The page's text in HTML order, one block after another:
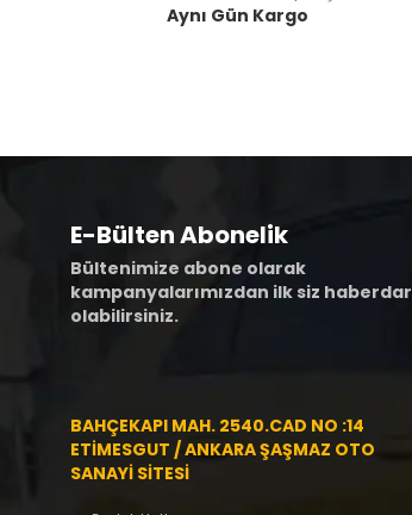
Aynı Gün Kargo
E-Bülten Abonelik
Bültenimize abone olarak
kampanyalarımızdan ilk siz haberdar
olabilirsiniz.
BAHÇEKAPI MAH. 2540.CAD NO :14
ETİMESGUT / ANKARA ŞAŞMAZ OTO
SANAYİ SİTESİ